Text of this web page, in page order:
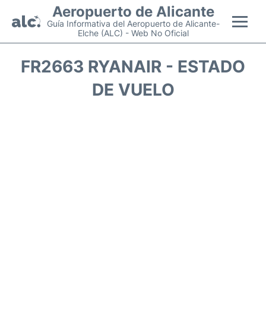
Aeropuerto de Alicante
Guía Informativa del Aeropuerto de Alicante-
Elche (ALC) - Web No Oficial
Vuelos +
FR2663 RYANAIR - ESTADO
DE VUELO